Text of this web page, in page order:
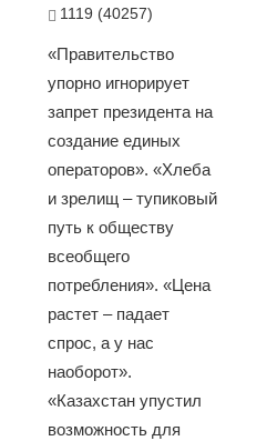
1119 (40257)
«Правительство
упорно игнорирует
запрет президента на
создание единых
операторов». «Хлеба
и зрелищ – тупиковый
путь к обществу
всеобщего
потребления». «Цена
растет – падает
спрос, а у нас
наоборот».
«Казахстан упустил
возможность для